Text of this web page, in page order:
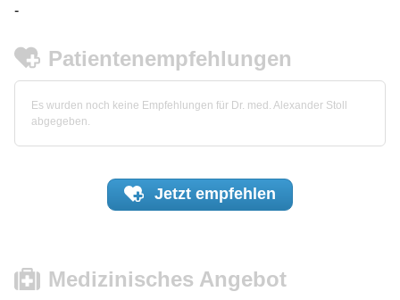
-
Patientenempfehlungen
Es wurden noch keine Empfehlungen für Dr. med. Alexander Stoll
abgegeben.
Jetzt empfehlen
Medizinisches Angebot